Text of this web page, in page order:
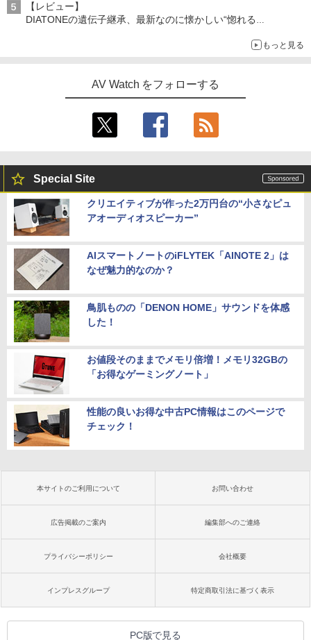
【レビュー】
DIATONEの遺伝子継承、最新なのに懐かしい“惚れる
もっと見る
AV Watch をフォローする
Special Site
クリエイティブが作った2万円台の“小さなピュ
アオーディオスピーカー”
AIスマートノートのiFLYTEK「AINOTE 2」は
なぜ魅力的なのか？
鳥肌ものの「DENON HOME」サウンドを体感
した！
お値段そのままでメモリ倍増！メモリ32GBの
「お得なゲーミングノート」
性能の良いお得な中古PC情報はこのページで
チェック！
本サイトのご利用について お問い合わせ
広告掲載のご案内 編集部へのご連絡
プライバシーポリシー 会社概要
インプレスグループ 特定商取引法に基づく表示
PC版で見る